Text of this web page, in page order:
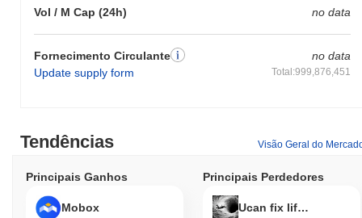
Vol / M Cap (24h) no data
Fornecimento Circulante
Update supply form
no data
Total:999,876,451
Tendências Visão Geral do
Principais Ganhos
Mobox
Principais Perdedores
Ucan fix life in1day